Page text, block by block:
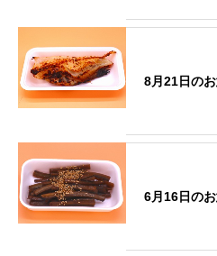
8月21日の
6月16日の